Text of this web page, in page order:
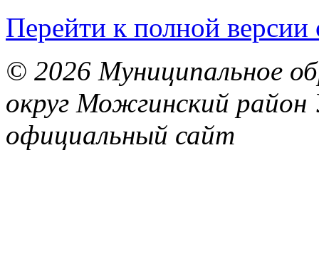
Перейти к полной версии
© 2026 Муниципальное
округ Можгинский район
официальный сайт